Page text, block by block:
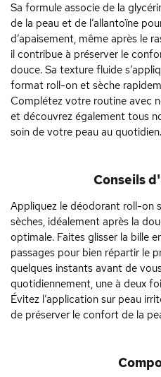
Sa formule associe de la
de la peau et de l’allantoïne
d’apaisement, même après le
il contribue à préserver le
douce. Sa texture fluide
format roll-on et sèche
Complétez votre routine avec
et découvrez également tous
soin de votre peau au quotidien.
Conseils
Appliquez le déodorant roll-on
sèches, idéalement après la
optimale. Faites glisser la bille
passages pour bien répartir le
quelques instants avant de
quotidiennement, une à deux
Évitez l’application sur peau
de préserver le confort de la